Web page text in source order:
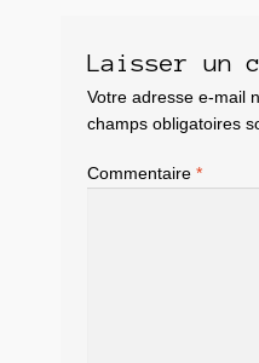
Laisser un
Votre adresse e-mail
champs obligatoires
Commentaire *